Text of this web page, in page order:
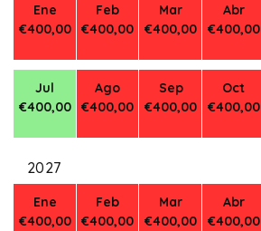
Ene
€400,00
Feb
€400,00
Mar
€400,00
Abr
€400,00
Jul
€400,00
Ago
€400,00
Sep
€400,00
Oct
€400,00
2027
Ene
€400,00
Feb
€400,00
Mar
€400,00
Abr
€400,00